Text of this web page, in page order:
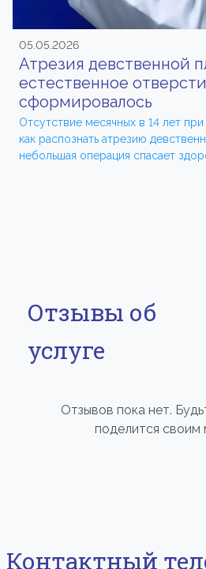
05.05.2026
Атрезия девственной
естественное
сформировалось
Отсутствие месячных в 14 лет
как распознать атрезию
небольшая операция спасает
Отзывы об
услуге
Отзывов пока нет.
поделится своим
Контактный